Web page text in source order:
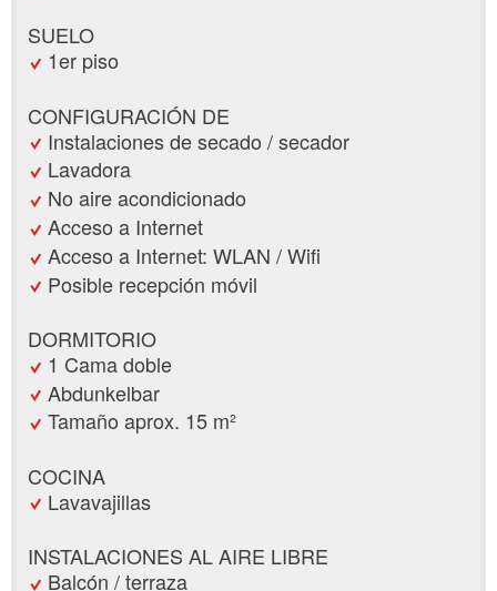
SUELO
1er piso
CONFIGURACIÓN DE
Instalaciones de secado / secador
Lavadora
No aire acondicionado
Acceso a Internet
Acceso a Internet: WLAN / Wifi
Posible recepción móvil
DORMITORIO
1 Cama doble
Abdunkelbar
Tamaño aprox. 15 m²
COCINA
Lavavajillas
INSTALACIONES AL AIRE LIBRE
Balcón / terraza